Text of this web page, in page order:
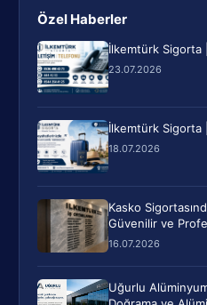
Özel Haberler
İlkemtürk Sigorta
23.07.2026
İlkemtürk Sigorta
18.07.2026
Kasko
Güvenilir ve
16.07.2026
Uğurlu